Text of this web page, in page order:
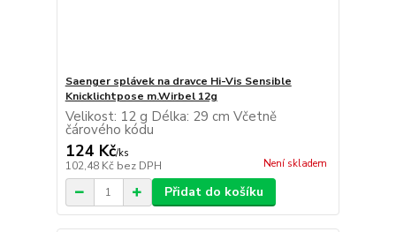
Saenger splávek na dravce Hi-Vis Sensible
Knicklichtpose m.Wirbel 12g
Velikost: 12 g Délka: 29 cm Včetně
čárového kódu
124 Kč/ks
102,48 Kč bez DPH Není skladem
Přidat do košíku